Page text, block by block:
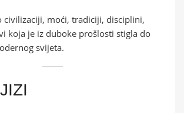
civilizaciji, moći, tradiciji, disciplini,
koja je iz duboke prošlosti stigla do
svijeta.